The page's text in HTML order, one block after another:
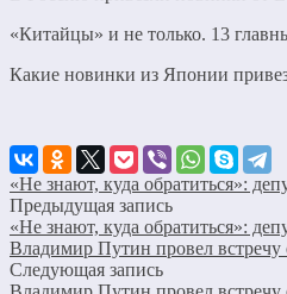
«Китайцы» и не только. 13
Какие новинки из Японии
«Не знают, куда обратиться»:
Предыдущая запись
«Не знают, куда обратиться»:
Владимир Путин провел
Следующая запись